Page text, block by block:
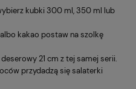
kubki 300 ml, 350 ml lub
kakao postaw na szolkę
21 cm z tej samej serii.
przydadzą się salaterki